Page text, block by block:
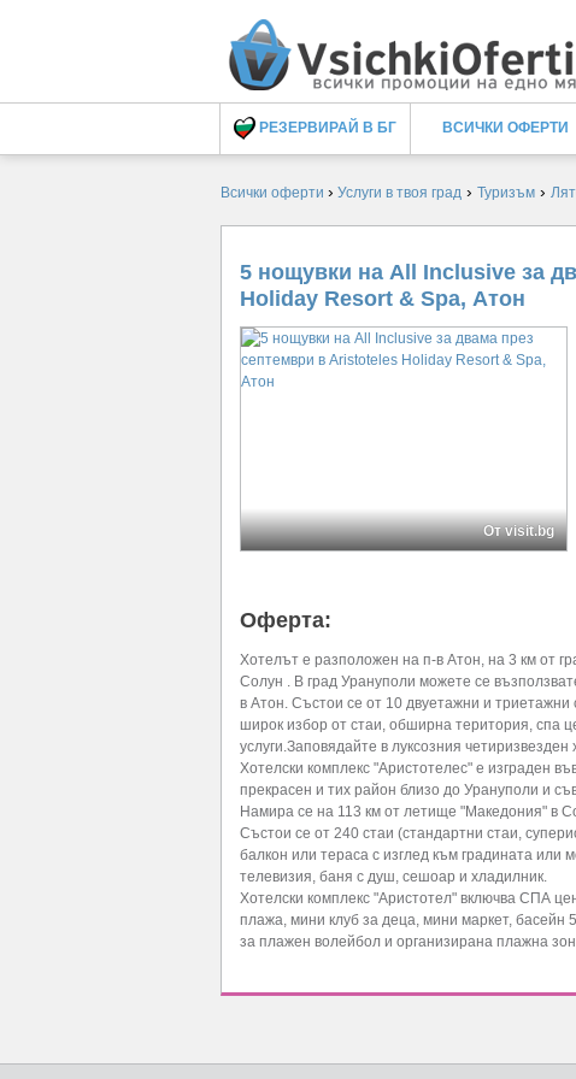
РЕЗЕРВИРАЙ В БГ ВСИЧКИ ОФЕРТИ
Всички оферти › Услуги в твоя град › Туризъм ›
5 нощувки на All Inclusive за
Holiday Resort & Spa, Атон
От visit.bg
Оферта:
Хотелът е разположен на п-в Атон, на 3 км от
Солун . В град Урануполи можете се
в Атон. Състои се от 10 двуетажни и
широк избор от стаи, обширна територия, спа
услуги.Заповядайте в луксозния
Хотелски комплекс "Аристотелес" е изграден
прекрасен и тих район близо до Урануполи и
Намира се на 113 км от летище "Македония" в
Състои се от 240 стаи (стандартни стаи,
балкон или тераса с изглед към градината
телевизия, баня с душ, сешоар и хладилник.
Хотелски комплекс "Аристотел" включва СПА
плажа, мини клуб за деца, мини маркет, басейн
за плажен волейбол и организирана плажна